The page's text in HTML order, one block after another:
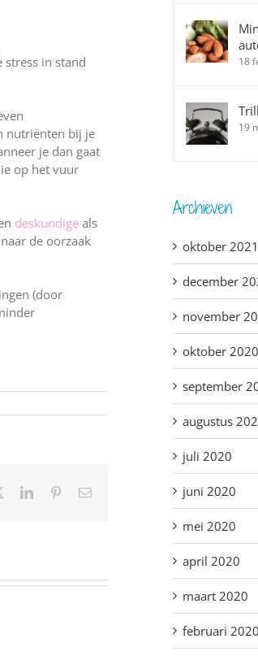
in stand
nutriënten bij je
je dan gaat
op het vuur
deskundige als
de oorzaak
(door
LinkedInPinterest
E-
18
19
Archieven
oktober 2021
december
november
oktober 2020
september
augustus
juli 2020
juni 2020
mei 2020
april 2020
maart 2020
februari 2020